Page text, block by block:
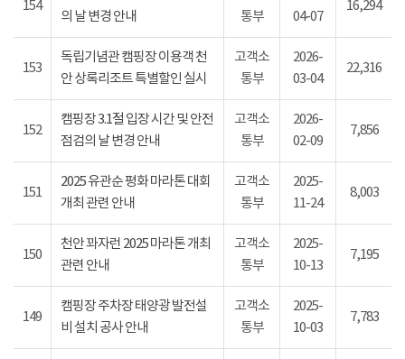
154
의 날 변경 안내
통부
04-07
16,294
153
독립기념관 캠핑장 이용객 천
안 상록리조트 특별할인 실시
고객소
통부
2026-
03-04
22,316
152
캠핑장 3.1절 입장 시간 및 안전
점검의 날 변경 안내
고객소
통부
2026-
02-09
7,856
151
2025 유관순 평화 마라톤 대회
개최 관련 안내
고객소
통부
2025-
11-24
8,003
150
천안 꽈자런 2025 마라톤 개최
관련 안내
고객소
통부
2025-
10-13
7,195
149
캠핑장 주차장 태양광 발전설
비 설치 공사 안내
고객소
통부
2025-
10-03
7,783